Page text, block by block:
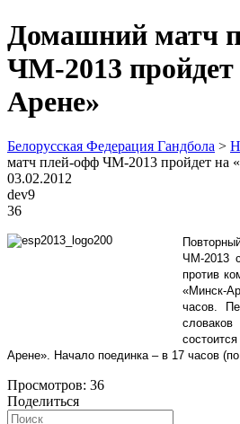
Домашний матч
ЧМ-2013
Арене»
Белорусская Федерация Гандбола >
матч плей-офф ЧМ-2013 пройдет на
03.02.2012
dev9
36
ЧМ-2013
против
«Минск-
часов.
Арене». Начало поединка – в 17 часов
Просмотров: 36
Поделиться